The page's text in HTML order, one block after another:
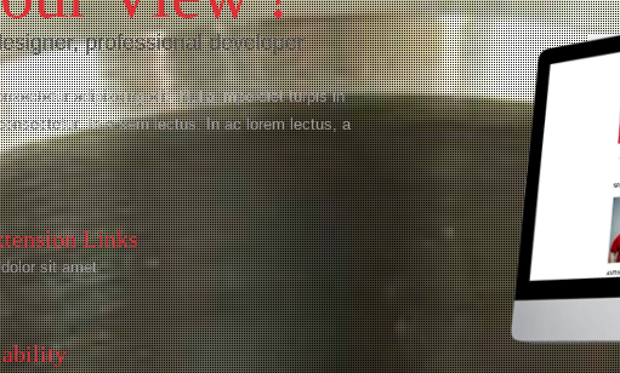
professional developer
adipiscing elit. Nulla imperdiet turpis in
In a sem lectus. In ac lorem lectus, a
Links
sit amet